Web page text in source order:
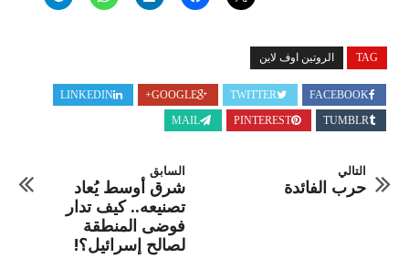
TAG الروتين اوف لاين
FACEBOOK
TWITTER
GOOGLE+
LINKEDIN
TUMBLR
PINTEREST
MAIL
السابق
شرق أوسط يُعاد
تصنيعه.. كيف تدار
فوضى المنطقة
لصالح إسرائيل؟!
التالي
حرب الفائدة